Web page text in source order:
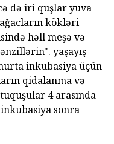
də iri quşlar yuva
kökləri
həll meşə və
yaşayış
inkubasiya üçün
qidalanma və
4 arasında
sonra